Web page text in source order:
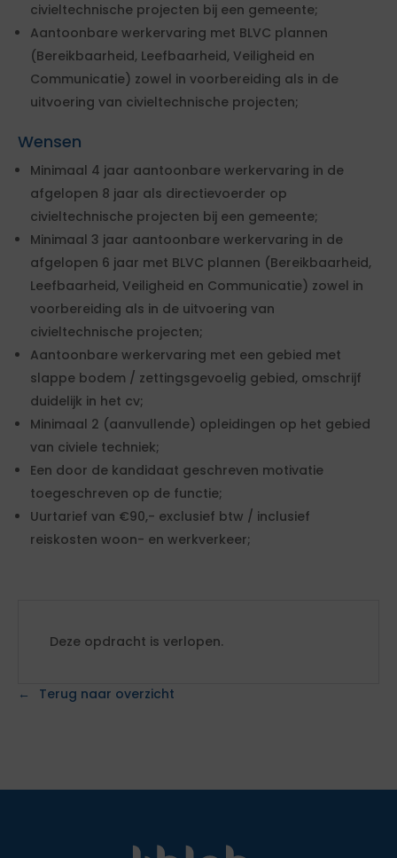
civieltechnische projecten bij een gemeente;
Aantoonbare werkervaring met BLVC plannen
(Bereikbaarheid, Leefbaarheid, Veiligheid en
Communicatie) zowel in voorbereiding als in de
uitvoering van civieltechnische projecten;
Wensen
Minimaal 4 jaar aantoonbare werkervaring in de
afgelopen 8 jaar als directievoerder op
civieltechnische projecten bij een gemeente;
Minimaal 3 jaar aantoonbare werkervaring in de
afgelopen 6 jaar met BLVC plannen (Bereikbaarheid,
Leefbaarheid, Veiligheid en Communicatie) zowel in
voorbereiding als in de uitvoering van
civieltechnische projecten;
Aantoonbare werkervaring met een gebied met
slappe bodem / zettingsgevoelig gebied, omschrijf
duidelijk in het cv;
Minimaal 2 (aanvullende) opleidingen op het gebied
van civiele techniek;
Een door de kandidaat geschreven motivatie
toegeschreven op de functie;
Uurtarief van €90,- exclusief btw / inclusief
reiskosten woon- en werkverkeer;
Deze opdracht is verlopen.
Terug naar overzicht